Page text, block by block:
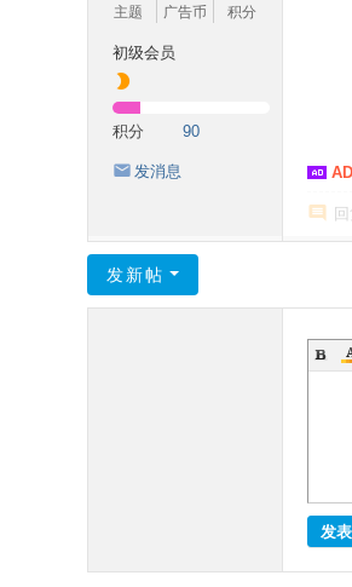
主题
广告币
积分
初级会员
积分 90
发消息
回
发新帖
发